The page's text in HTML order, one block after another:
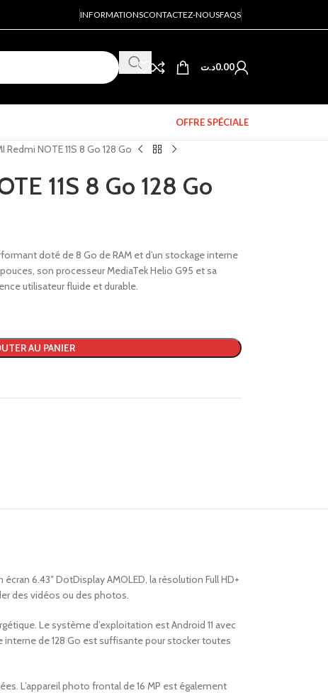
INFORMATIONSCONTACTEZ-NOUSFAQS
0.00د.ت
OFFRE SPÉCIALE
Redmi NOTE 11S 8 Go 128 Go
11S 8 Go 128 Go
doté de 8 Go de RAM et d’un stockage interne
son processeur MediaTek Helio G95 et sa
utilisateur fluide et durable.
AU PANIER
6.43″ DotDisplay AMOLED, la résolution Full HD+
des vidéos ou des photos.
Le système d’exploitation est Android 11 avec
interne de 128 Go est suffisante pour stocker toutes
L’appareil photo frontal de 16 MP est également